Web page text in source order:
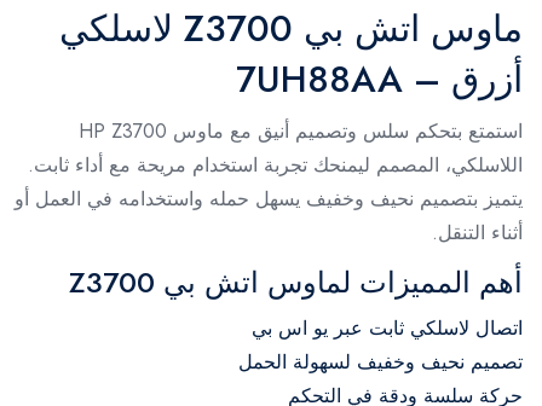
ماوس اتش بي Z3700 لاسلكي
أزرق – 7UH88AA
استمتع بتحكم سلس وتصميم أنيق مع ماوس HP Z3700
اللاسلكي، المصمم ليمنحك تجربة استخدام مريحة مع أداء ثابت.
يتميز بتصميم نحيف وخفيف يسهل حمله واستخدامه في العمل أو
أثناء التنقل.
أهم المميزات لماوس اتش بي Z3700
اتصال لاسلكي ثابت عبر يو اس بي
تصميم نحيف وخفيف لسهولة الحمل
حركة سلسة ودقة في التحكم